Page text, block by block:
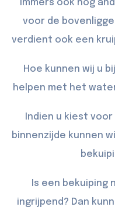
immers ook nog
voor de
verdient ook een
Hoe kunnen wij u
helpen met het
Indien u kiest
binnenzijde kunnen
Is een bekuiping
ingrijpend? Dan